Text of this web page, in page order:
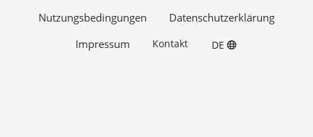
Nutzungsbedingungen
Datenschutzerklärung
Impressum
Kontakt DE